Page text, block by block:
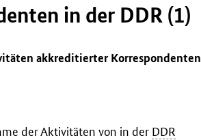
in der DDR (1)
akkreditierter Korrespondenten
der Aktivitäten von in der DDR